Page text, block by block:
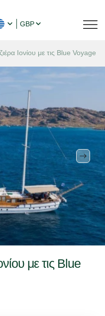
GBP
Ιονίου με τις Blue Voyage
με τις Blue